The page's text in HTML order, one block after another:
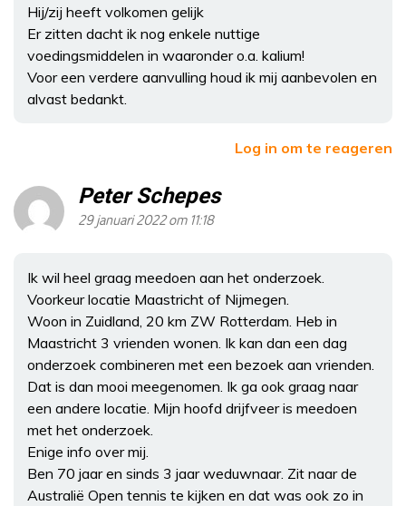
Hij/zij heeft volkomen gelijk
Er zitten dacht ik nog enkele nuttige
voedingsmiddelen in waaronder o.a. kalium!
Voor een verdere aanvulling houd ik mij aanbevolen en
alvast bedankt.
Log in om te reageren
Peter Schepes
29 januari 2022 om 11:18
Ik wil heel graag meedoen aan het onderzoek.
Voorkeur locatie Maastricht of Nijmegen.
Woon in Zuidland, 20 km ZW Rotterdam. Heb in
Maastricht 3 vrienden wonen. Ik kan dan een dag
onderzoek combineren met een bezoek aan vrienden.
Dat is dan mooi meegenomen. Ik ga ook graag naar
een andere locatie. Mijn hoofd drijfveer is meedoen
met het onderzoek.
Enige info over mij.
Ben 70 jaar en sinds 3 jaar weduwnaar. Zit naar de
Australië Open tennis te kijken en dat was ook zo in